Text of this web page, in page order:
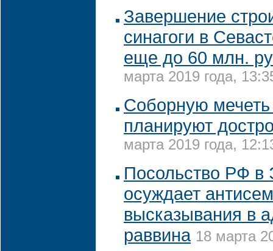
Завершение
синагоги в
еще до 60 млн.
марта 2019 года,
Соборную
планируют
марта 2019 года,
Посольство РФ в
осуждает
высказывания в
раввина 18 марта